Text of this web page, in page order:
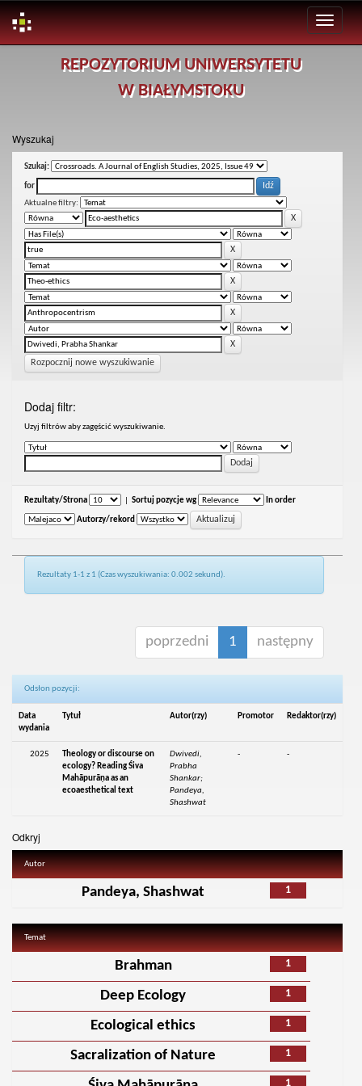
REPOZYTORIUM UNIWERSYTETU
W BIAŁYMSTOKU
Wyszukaj
Szukaj:
for
Aktualne filtry:
Rozpocznij nowe wyszukiwanie
Dodaj filtr:
Uzyj filtrów aby zagęścić wyszukiwanie.
Rezultaty/Strona Sortuj pozycje wg In order
Autorzy/rekord
Rezultaty 1-1 z 1 (Czas wyszukiwania: 0.002 sekund).
poprzedni 1 następny
Odsłon pozycji:
Data
wydania
Tytuł Autor(rzy) Promotor Redaktor(rzy)
2025
Theology or discourse on
ecology? Reading Śiva
Mahāpurāṇa as an
ecoaesthetical text
Dwivedi,
Prabha
Shankar;
Pandeya,
Shashwat
- -
Odkryj
Autor
1
Pandeya, Shashwat
Temat
1
Brahman
1
Deep Ecology
1
Ecological ethics
1
Sacralization of Nature
1